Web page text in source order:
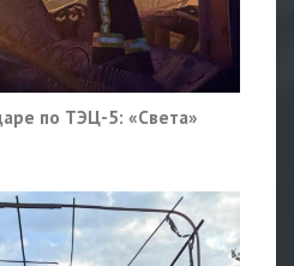
по ТЭЦ-5: «Света»